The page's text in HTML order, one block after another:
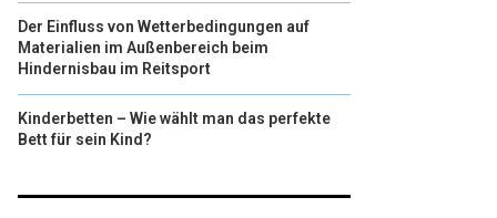
Der Einfluss von Wetterbedingungen auf
Materialien im Außenbereich beim
Hindernisbau im Reitsport
Kinderbetten – Wie wählt man das perfekte
Bett für sein Kind?